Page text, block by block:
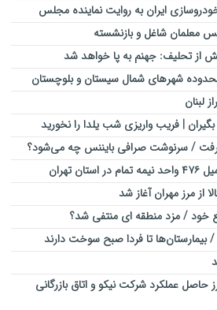
ایران به روایت نماینده مجلس
معلمان شاغل و بازنشسته
تحلیف: جهنم به پا خواهد شد
لبنان
| فریب واریزی شب یلدا را نخورید
گرفت / سرنوشت صرافی بایننس چه می‌شود؟
از مرز مهران آغاز شد
/ مزد منطقه ای منتفی شد؟
بیمارستان‌ها تا فردا صبح سوخت دارند
حاصل عملکرد شرکت نیکو و اتاق بازرگانی